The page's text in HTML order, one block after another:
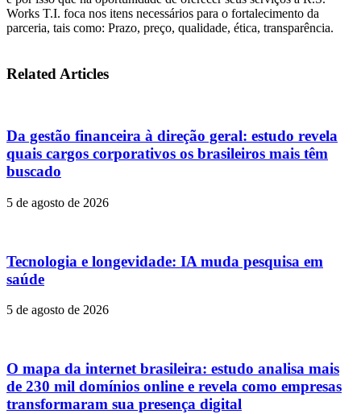
Works T.I. foca nos itens necessários para o fortalecimento da
parceria, tais como: Prazo, preço, qualidade, ética, transparência.
Related Articles
Da gestão financeira à direção geral: estudo revela
quais cargos corporativos os brasileiros mais têm
buscado
5 de agosto de 2026
Tecnologia e longevidade: IA muda pesquisa em
saúde
5 de agosto de 2026
O mapa da internet brasileira: estudo analisa mais
de 230 mil domínios online e revela como empresas
transformaram sua presença digital